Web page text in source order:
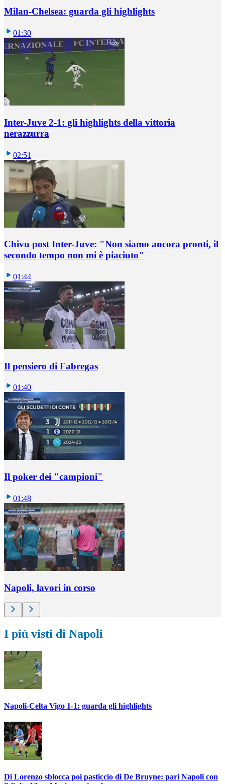
Milan-Chelsea: guarda gli highlights
01:30
Inter-Juve 2-1: gli highlights della vittoria
nerazzurra
02:51
Chivu post Inter-Juve: "Non siamo ancora pronti, il
secondo tempo non mi è piaciuto"
01:44
Il pensiero di Fabregas
01:40
Il poker dei "campioni"
01:48
Napoli, lavori in corso
I più visti di Napoli
Napoli-Celta Vigo 1-1: guarda gli highlights
Di Lorenzo sblocca poi pasticcio di De Bruyne: pari Napoli con